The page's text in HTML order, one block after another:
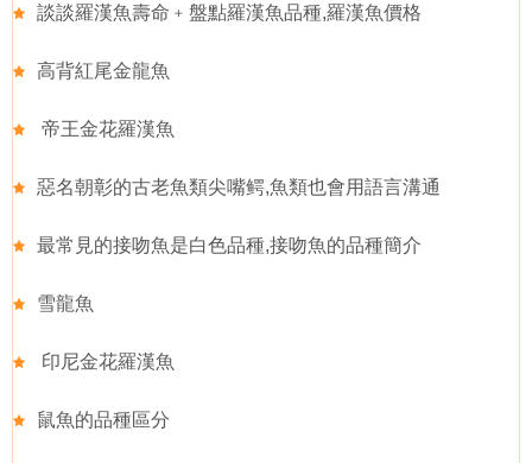
談談羅漢魚壽命﹢盤點羅漢魚品種,羅漢魚價格
高背紅尾金龍魚
帝王金花羅漢魚
惡名朝彰的古老魚類尖嘴鳄,魚類也會用語言溝通
最常見的接吻魚是白色品種,接吻魚的品種簡介
雪龍魚
印尼金花羅漢魚
鼠魚的品種區分